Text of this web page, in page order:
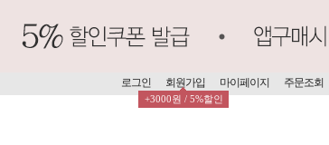
로그인 회원가입
+3000원 / 5%할인
마이페이지 주문조회